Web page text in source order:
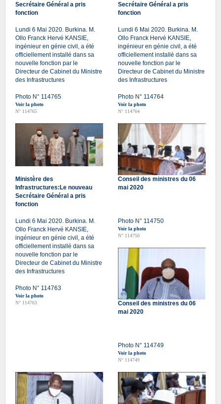
Secrétaire Général a pris
fonction
Lundi 6 Mai 2020. Burkina. M.
Ollo Franck Hervé KANSIE,
ingénieur en génie civil, a été
officiellement installé dans sa
nouvelle fonction par le
Directeur de Cabinet du Ministre
des Infrastructures
Photo N° 114765
Voir la photo
N° 114765
Secrétaire Général a pris
fonction
Lundi 6 Mai 2020. Burkina. M.
Ollo Franck Hervé KANSIE,
ingénieur en génie civil, a été
officiellement installé dans sa
nouvelle fonction par le
Directeur de Cabinet du Ministre
des Infrastructures
Photo N° 114764
Voir la photo
N° 114764
Ministère des
Infrastructures:Le nouveau
Secrétaire Général a pris
fonction
Lundi 6 Mai 2020. Burkina. M.
Ollo Franck Hervé KANSIE,
ingénieur en génie civil, a été
officiellement installé dans sa
nouvelle fonction par le
Directeur de Cabinet du Ministre
des Infrastructures
Photo N° 114763
Voir la photo
N° 114763
Conseil des ministres du 06
mai 2020
Photo N° 114750
Voir la photo
N° 114750
Conseil des ministres du 06
mai 2020
Photo N° 114749
Voir la photo
N° 114749